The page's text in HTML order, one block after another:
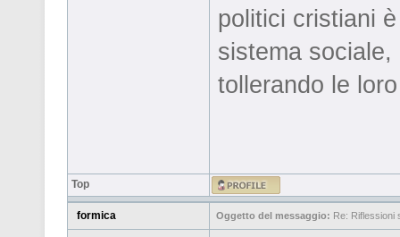
politici cristiani
sistema
tollerando le
Top
formica Oggetto del messaggio: Re: Riflessioni